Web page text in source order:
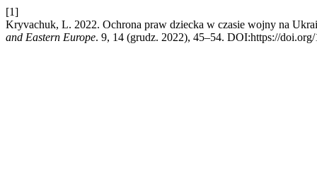
[1]
Kryvachuk, L. 2022. Ochrona praw dziecka w czasie wojny na
and Eastern Europe. 9, 14 (grudz. 2022), 45–54. DOI:https://